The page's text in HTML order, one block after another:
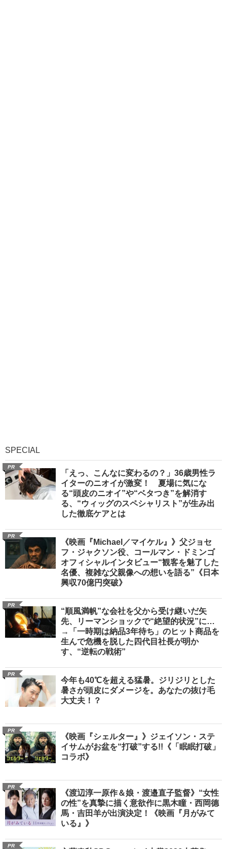
SPECIAL
PR
「えっ、こんなに変わるの？」36歳男性ラ
イターのニオイが激変！ 夏場に気にな
る“頭皮のニオイ”や“ベタつき”を解消す
る、“ウィッグのスペシャリスト”が生み出
した徹底ケアとは
PR
《映画『Michael／マイケル』》父ジョセ
フ・ジャクソン役、コールマン・ドミンゴ
オフィシャルインタビュー“観客を魅了した
名優、複雑な父親像への想いを語る”《日本
興収70億円突破》
PR
“順風満帆”な会社を父から受け継いだ矢
先、リーマンショックで“絶望的状況”に…
→「一時期は納品3年待ち」のヒット商品を
生んで危機を脱した四代目社長が明か
す、“逆転の戦術”
PR
今年も40℃を超える猛暑。ジリジリとした
暑さが頭皮にダメージを。あなたの抜け毛
大丈夫！？
PR
《映画『シェルター』》ジェイソン・ステ
イサムがお盆を“打破”する!!《「眠眠打破」
コラボ》
PR
《渡辺淳一原作＆娘・渡邉直子監督》“女性
の性”を真摯に描く意欲作に黒木瞳・西岡德
馬・吉田羊が出演決定！《映画『月がみて
いる』》
PR